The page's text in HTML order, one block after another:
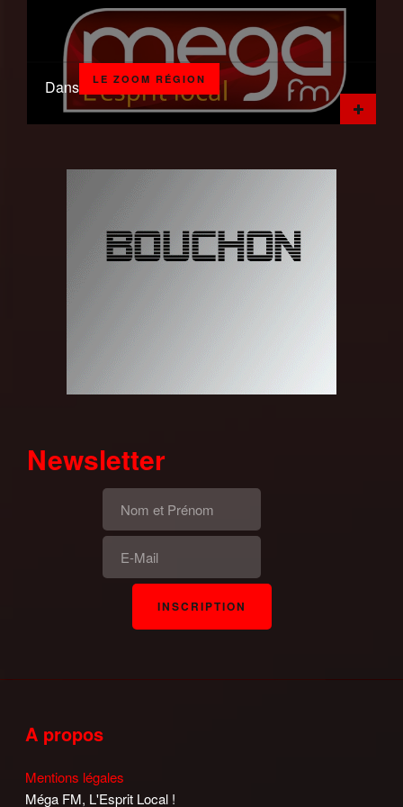
Dans LE ZOOM RÉGION
Newsletter
A propos
Mentions légales
Méga FM, L'Esprit Local !